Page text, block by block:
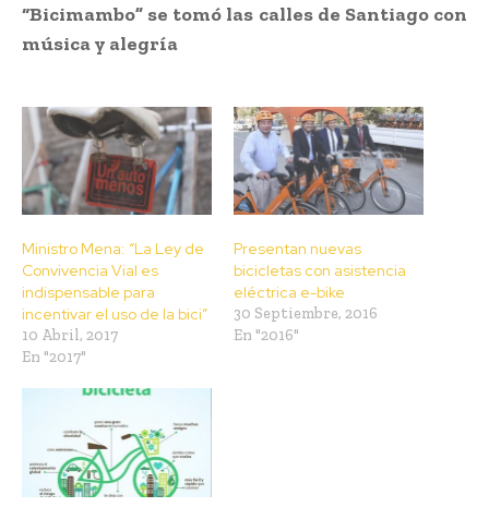
“Bicimambo” se tomó las calles de Santiago con
música y alegría
Ministro Mena: “La Ley de
Convivencia Vial es
indispensable para
incentivar el uso de la bici”
10 Abril, 2017
En "2017"
Presentan nuevas
bicicletas con asistencia
eléctrica e-bike
30 Septiembre, 2016
En "2016"